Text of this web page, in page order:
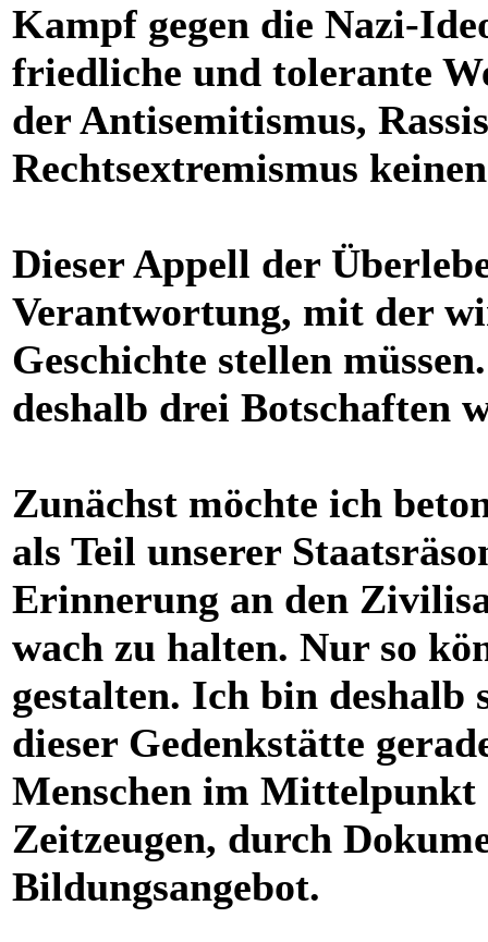
Kampf gegen die Nazi-
friedliche und tolerante
der Antisemitismus,
Rechtsextremismus
Dieser Appell der
Verantwortung, mit der
Geschichte stellen
deshalb drei Botschaften
Zunächst möchte ich
als Teil unserer
Erinnerung an den
wach zu halten. Nur so
gestalten. Ich bin deshalb
dieser Gedenkstätte
Menschen im Mittelpunkt
Zeitzeugen, durch
Bildungsangebot.